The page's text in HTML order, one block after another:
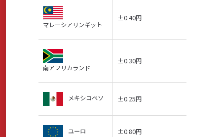
マレーシアリンギット
±0.40円
南アフリカランド
±0.30円
メキシコペソ ±0.25円
ユーロ ±0.80円